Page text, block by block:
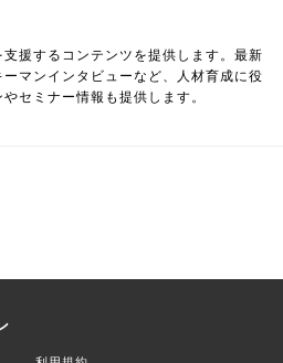
援するコンテンツを提供します。最新
マンインタビューなど、人材育成に役
セミナー情報も提供します。